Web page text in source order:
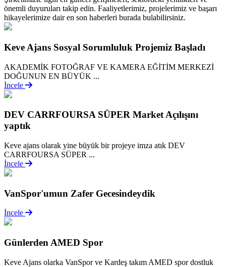
önemli duyuruları takip edin. Faaliyetlerimiz, projelerimiz ve başarı
hikayelerimize dair en son haberleri burada bulabilirsiniz.
Keve Ajans Sosyal Sorumluluk Projemiz Başladı
AKADEMİK FOTOĞRAF VE KAMERA EĞİTİM MERKEZİ
DOĞUNUN EN BÜYÜK ...
İncele
DEV CARRFOURSA SÜPER Market Açılışını
yaptık
Keve ajans olarak yine büyük bir projeye imza atık DEV
CARRFOURSA SÜPER ...
İncele
VanSpor'umun Zafer Gecesindeydik
İncele
Günlerden AMED Spor
Keve Ajans olarka VanSpor ve Kardeş takım AMED spor dostluk